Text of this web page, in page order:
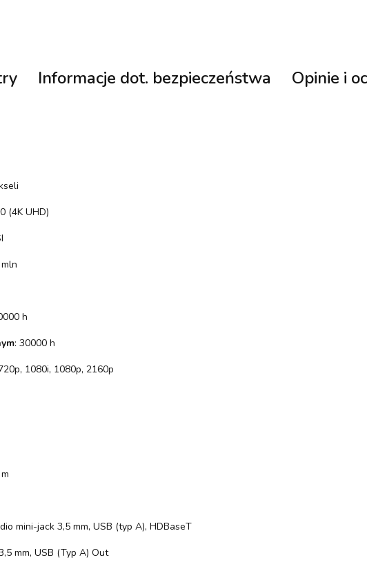
Informacje dot. bezpieczeństwa Opinie i
(4K UHD)
h
: 30000 h
1080i, 1080p, 2160p
mini-jack 3,5 mm, USB (typ A), HDBaseT
mm, USB (Typ A) Out